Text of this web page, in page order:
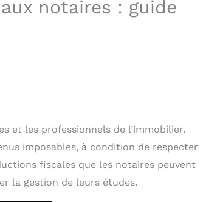
notaires : guide
et les professionnels de l’immobilier.
imposables, à condition de respecter
fiscales que les notaires peuvent
la gestion de leurs études.